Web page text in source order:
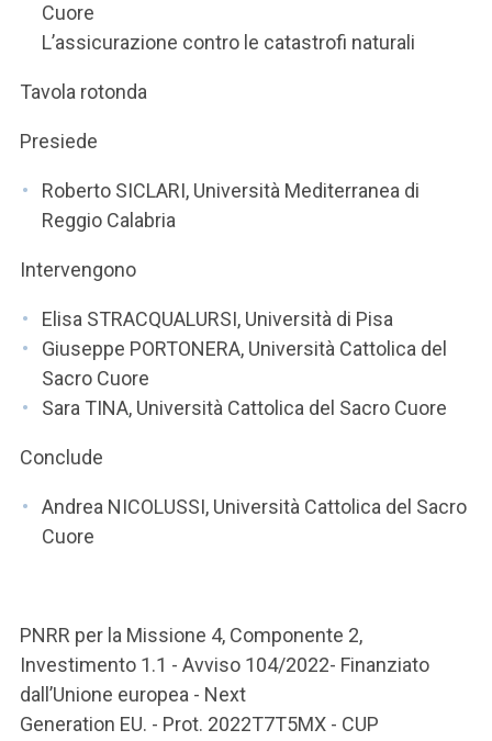
Cuore
L’assicurazione contro le catastrofi naturali
Tavola rotonda
Presiede
Roberto SICLARI, Università Mediterranea di
Reggio Calabria
Intervengono
Elisa STRACQUALURSI, Università di Pisa
Giuseppe PORTONERA, Università Cattolica del
Sacro Cuore
Sara TINA, Università Cattolica del Sacro Cuore
Conclude
Andrea NICOLUSSI, Università Cattolica del Sacro
Cuore
PNRR per la Missione 4, Componente 2,
Investimento 1.1 - Avviso 104/2022- Finanziato
dall’Unione europea - Next
Generation EU. - Prot. 2022T7T5MX - CUP